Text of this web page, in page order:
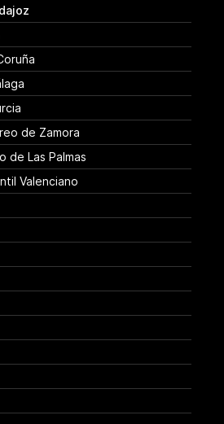
de Zamora
de Las Palmas
Valenciano